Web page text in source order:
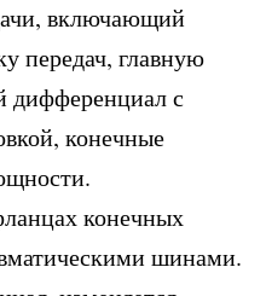
включающий
передач, главную
дифференциал с
конечные
конечных
шинами.